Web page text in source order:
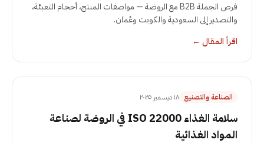
فرص الجملة B2B مع الروضة — مواصفات المنتج، أحجام التعبئة،
والتصدير إلى السعودية والكويت وعُمان.
اقرأ المقال ←
الصناعة والتصنيع ١٨ ديسمبر ٢٠٢٥
سلامة الغذاء ISO 22000 في الروضة لصناعة
المواد الغذائية